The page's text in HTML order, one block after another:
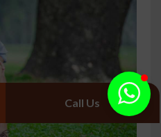
Call Us